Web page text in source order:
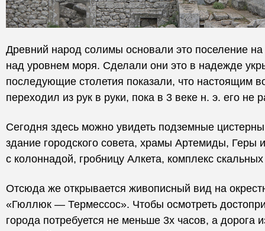
Древний народ солимы основали это поселение
над уровнем моря. Сделали они это в надежде
последующие столетия показали, что настоящим
переходил из рук в руки, пока в 3 веке н. э. его не
Сегодня здесь можно увидеть подземные
здание городского совета, храмы Артемиды, Геры
с колоннадой, гробницу Алкета, комплекс
Отсюда же открывается живописный вид на
«Гюллюк — Термессос». Чтобы осмотреть
города потребуется не меньше 3х часов, а дорога